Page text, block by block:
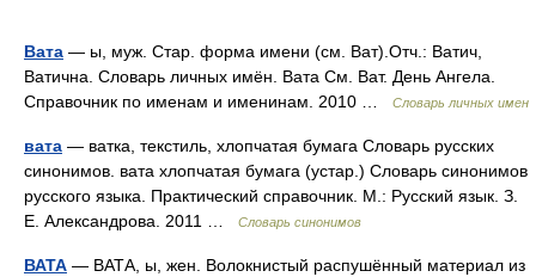
Вата — ы, муж. Стар. форма имени (см. Ват).Отч.: Ватич,
Ватична. Словарь личных имён. Вата См. Ват. День Ангела.
Справочник по именам и именинам. 2010 …
Словарь личных имен
вата — ватка, текстиль, хлопчатая бумага Словарь русских
синонимов. вата хлопчатая бумага (устар.) Словарь синонимов
русского языка. Практический справочник. М.: Русский язык. З.
Е. Александрова. 2011 …
Словарь синонимов
ВАТА — ВАТА, ы, жен. Волокнистый распушённый материал из